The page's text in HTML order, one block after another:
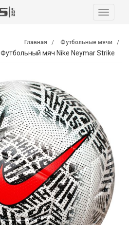
Главная Футбольные мячи
Футбольный мяч Nike Neymar Strike